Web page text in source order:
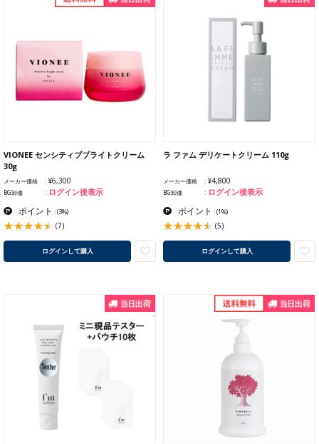
VIONEE センシティブブライトクリーム
30g
メーカー価格 ¥6,300
BG卸価 ログイン後表示
ポイント :(3%)
(7)
ログインして購入
ラ ファム デリケートクリーム 110g
メーカー価格 ¥4,800
BG卸価 ログイン後表示
ポイント :(1%)
(5)
ログインして購入